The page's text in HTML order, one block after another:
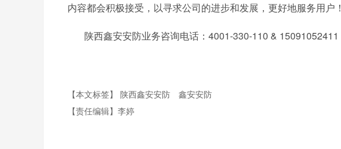
内容都会积极接受，以寻求公司的进步和发展，更好地服务用户！
陕西鑫安安防业务咨询电话：4001-330-110 & 15091052411
【本文标签】 陕西鑫安安防
鑫安安防
【责任编辑】 李婷